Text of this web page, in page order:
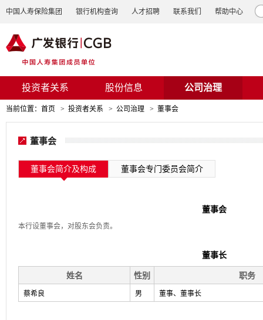
中国人寿保险集团 银行机构查询 人才招聘 联系我们 帮助中心
投资者关系 股份信息 公司治理
当前位置： 首页 > 投资者关系 > 公司治理 > 董事会
董事会
董事会简介及构成 董事会专门委员会简介
董事会
本行设董事会，对股东会负责。
董事长
姓名 性别 职务
蔡希良 男 董事、董事长